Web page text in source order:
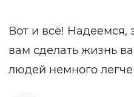
Вот и всё! Надеемся,
вам сделать жизнь
людей немного